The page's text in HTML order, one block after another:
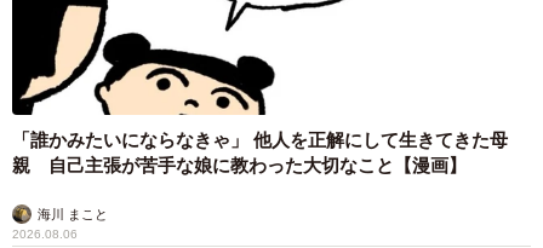
毎回、“冷たっ”と声を上げていて、それを聞いて私は謎の微
笑を浮かべます」
ーー謎の微笑。さすが姉妹ですね！
「でも、妹夫婦を見ていると、こんなこと繰り返しても離
婚にならないということはどこかで相殺できてるんだろう
「誰かみたいにならなきゃ」 他人を正解にして生きてきた母
親 自己主張が苦手な娘に教わった大切なこと【漫画】
海川 まこと
2026.08.06